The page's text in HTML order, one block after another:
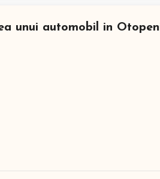
unui automobil in